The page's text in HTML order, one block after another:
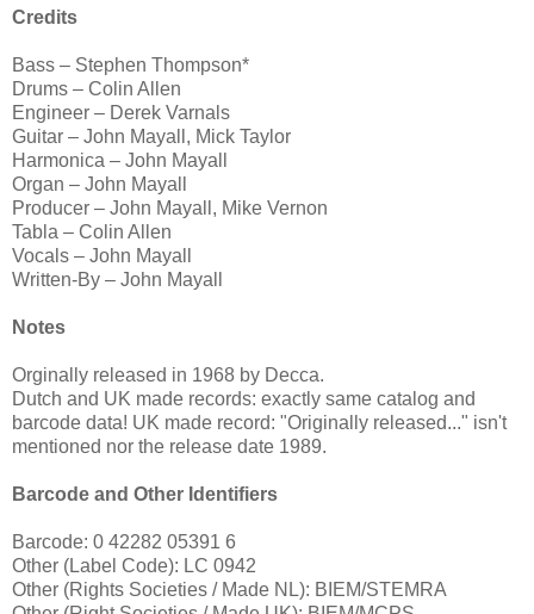
Credits
Bass – Stephen Thompson*
Drums – Colin Allen
Engineer – Derek Varnals
Guitar – John Mayall, Mick Taylor
Harmonica – John Mayall
Organ – John Mayall
Producer – John Mayall, Mike Vernon
Tabla – Colin Allen
Vocals – John Mayall
Written-By – John Mayall
Notes
Orginally released in 1968 by Decca.
Dutch and UK made records: exactly same catalog and
barcode data! UK made record: "Originally released..." isn't
mentioned nor the release date 1989.
Barcode and Other Identifiers
Barcode: 0 42282 05391 6
Other (Label Code): LC 0942
Other (Rights Societies / Made NL): BIEM/STEMRA